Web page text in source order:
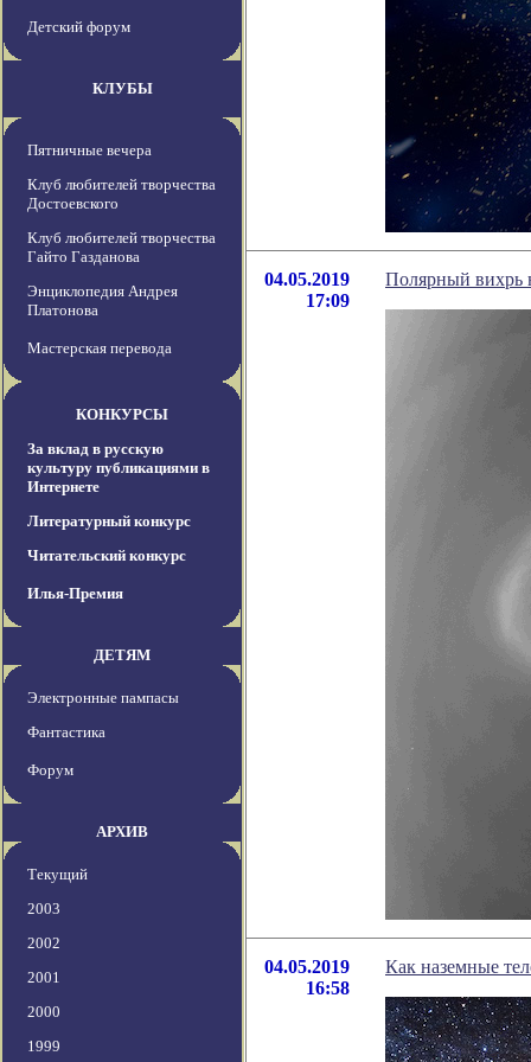
Детский форум
КЛУБЫ
Пятничные вечера
Клуб любителей творчества
Достоевского
Клуб любителей творчества
Гайто Газданова
Энциклопедия Андрея
Платонова
Мастерская перевода
КОНКУРСЫ
За вклад в русскую
культуру публикациями в
Интернете
Литературный конкурс
Читательский конкурс
Илья-Премия
ДЕТЯМ
Электронные пампасы
Фантастика
Форум
АРХИВ
Текущий
2003
2002
2001
2000
1999
04.05.2019
17:09
Полярный вихрь
04.05.2019
16:58
Как наземные